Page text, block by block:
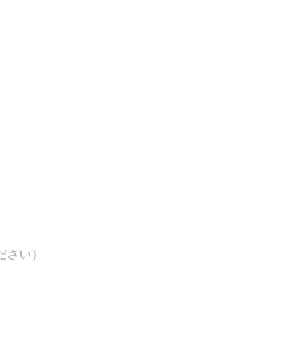
さい）